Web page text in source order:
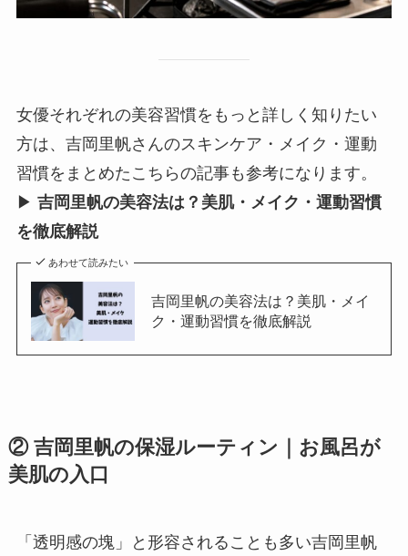
女優それぞれの美容習慣をもっと詳しく知りたい
方は、吉岡里帆さんのスキンケア・メイク・運動
習慣をまとめたこちらの記事も参考になります。
▶ 吉岡里帆の美容法は？美肌・メイク・運動習慣
を徹底解説
あわせて読みたい
吉岡里帆の美容法は？美肌・メイ
ク・運動習慣を徹底解説
② 吉岡里帆の保湿ルーティン｜お風呂が
美肌の入口
「透明感の塊」と形容されることも多い吉岡里帆